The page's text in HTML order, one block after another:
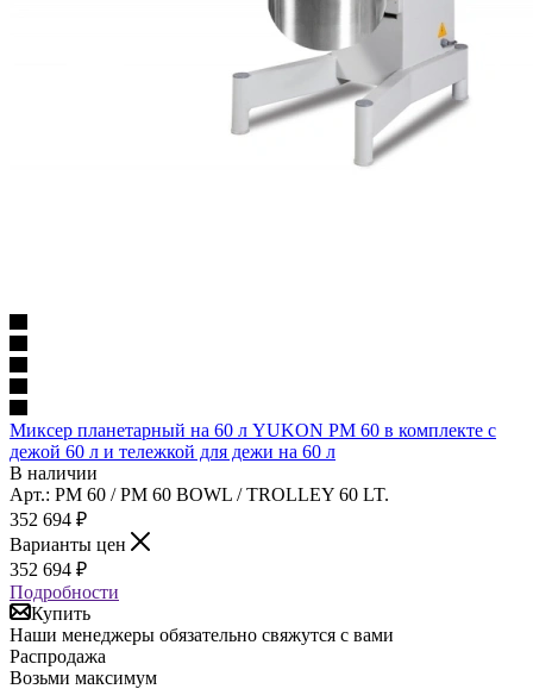
Миксер планетарный на 60 л YUKON PM 60 в комплекте с
дежой 60 л и тележкой для дежи на 60 л
В наличии
Арт.: PM 60 / PM 60 BOWL / TROLLEY 60 LT.
352 694 ₽
Варианты цен
352 694 ₽
Подробности
Купить
Наши менеджеры обязательно свяжутся с вами
Распродажа
Возьми максимум